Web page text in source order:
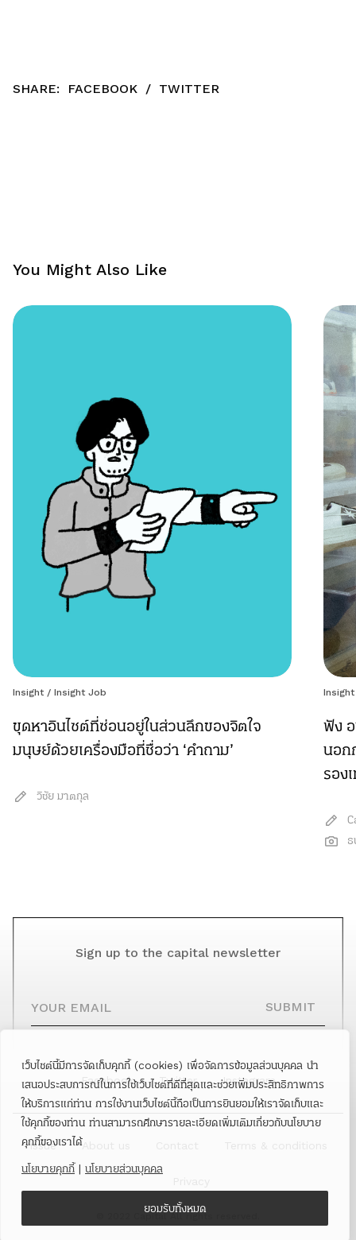
เว็บไซต์นี้มีการจัดเก็บคุกกี้ (cookies) เพื่อจัดการข้อมูลส่วนบุคคล นำ
เสนอประสบการณ์ในการใช้เว็บไซต์ที่ดีที่สุดและช่วยเพิ่มประสิทธิภาพการ
ให้บริการแก่ท่าน การใช้งานเว็บไซต์นี้ถือเป็นการยินยอมให้เราจัดเก็บและ
ใช้คุกกี้ของท่าน ท่านสามารถศึกษารายละเอียดเพิ่มเติมเกี่ยวกับนโยบาย
คุกกี้ของเราได้
นโยบายคุกกี้ | นโยบายส่วนบุคคล
ยอมรับทั้งหมด
SHARE: FACEBOOK / TWITTER
You Might Also Like
Insight / Insight Job
ขุดหาอินไซต์ที่ซ่อนอยู่ในส่วนลึกของจิตใจ
มนุษย์ด้วยเครื่องมือที่ชื่อว่า ‘คำถาม’
วิชัย มาตกุล
Insight
ฟัง
นอก
รอง
Sign up to the capital newsletter
SUBMIT
Facebook Twitter Instagram
Issue About us